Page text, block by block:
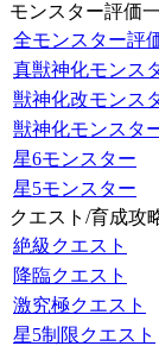
モンスター評価
全モンスター評
真獣神化モンス
獣神化改モンス
獣神化モンスタ
星6モンスター
星5モンスター
クエスト/育成攻
絶級クエスト
降臨クエスト
激究極クエスト
星5制限クエスト